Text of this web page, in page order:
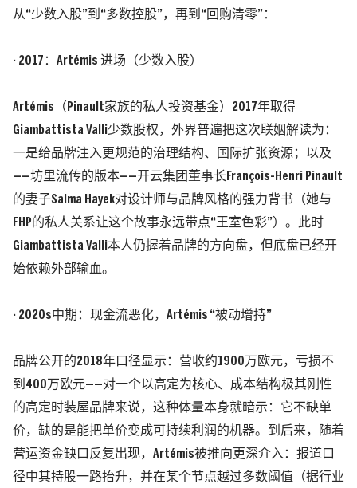
从“少数入股”到“多数控股”，再到“回购清零”：
· 2017：Artémis 进场（少数入股）
Artémis （Pinault家族的私人投资基金） 2017年取得
Giambattista Valli少数股权，外界普遍把这次联姻解读为：
一是给品牌注入更规范的治理结构、国际扩张资源；以及
——坊里流传的版本——开云集团董事长François-Henri Pinault
的妻子Salma Hayek对设计师与品牌风格的强力背书 （她与
FHP的私人关系让这个故事永远带点“王室色彩”） 。此时
Giambattista Valli本人仍握着品牌的方向盘，但底盘已经开
始依赖外部输血。
· 2020s中期：现金流恶化，Artémis “被动增持”
品牌公开的2018年口径显示： 营收约1900万欧元，亏损不
到400万欧元——对一个以高定为核心、成本结构极其刚性
的高定时装屋品牌来说，这种体量本身就暗示：它不缺单
价，缺的是能把单价变成可持续利润的机器。到后来，随着
营运资金缺口反复出现，Artémis被推向更深介入：报道口
径中其持股一路抬升，并在某个节点越过多数阈值
（据行业